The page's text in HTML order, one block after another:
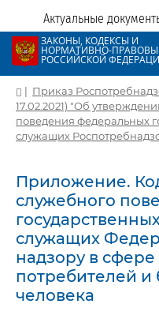
Актуальные
ЗАКОНЫ, КОДЕКСЫ И
НОРМАТИВНО-
РОССИЙСКОЙ
| Приказ
17.02.2021) "Об
поведения федеральных
служащих
Приложение.
служебного
служащих
надзору в
потребителей и
человека